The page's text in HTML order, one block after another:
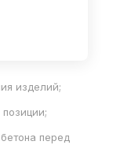
изделий;
перед